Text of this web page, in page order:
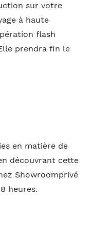
sur votre
à haute
flash
prendra fin le
en matière de
découvrant cette
Showroomprivé
heures.